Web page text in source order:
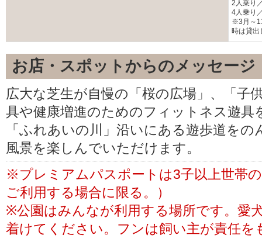
2人乗り
4人乗り
※3月～
時は貸出
お店・スポットからのメッセージ
広大な芝生が自慢の「桜の広場」、「子
具や健康増進のためのフィットネス遊具
「ふれあいの川」沿いにある遊歩道を
風景を楽しんでいただけます。
※プレミアムパスポートは3子以上世帯
ご利用する場合に限る。）
※公園はみんなが利用する場所です。愛
着けてください。フンは飼い主が責任